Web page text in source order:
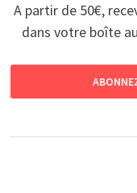
A partir de 50€,
dans votre boîte